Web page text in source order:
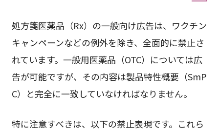
処方箋医薬品（Rx）の一般向け広告は、ワクチン
キャンペーンなどの例外を除き、全面的に禁止さ
れています。一般用医薬品（OTC）については広
告が可能ですが、その内容は製品特性概要（SmP
C）と完全に一致していなければなりません。
特に注意すべきは、以下の禁止表現です。これら